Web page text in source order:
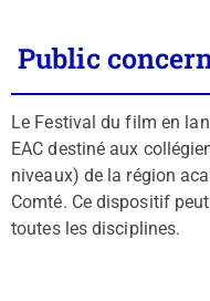
Public
Le Festival du film en
EAC destiné aux
niveaux) de la région
Comté. Ce dispositif
toutes les disciplines.